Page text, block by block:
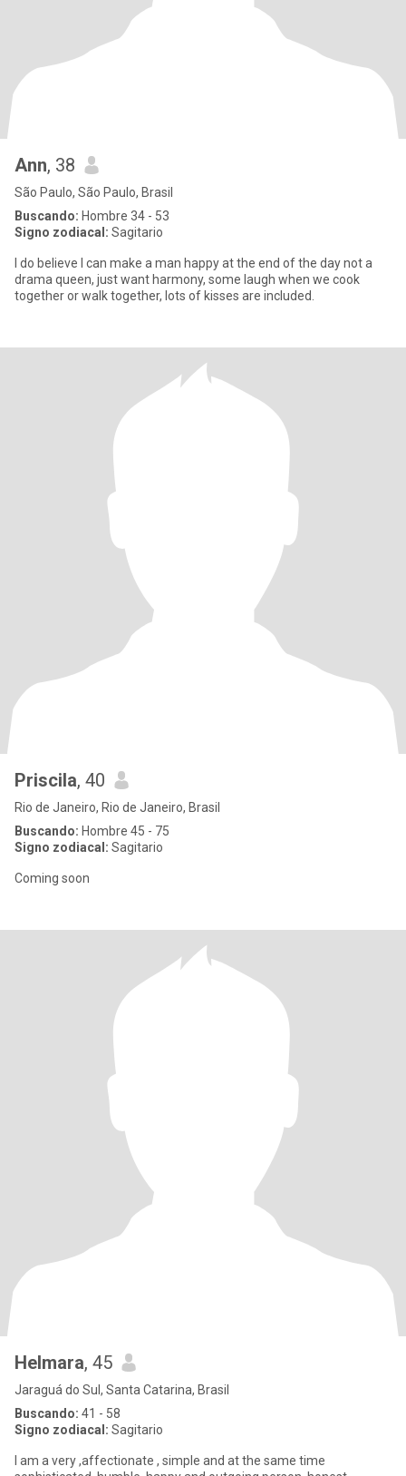
Ann, 38
São Paulo, São Paulo, Brasil
Buscando: Hombre 34 - 53
Signo zodiacal: Sagitario
I do believe I can make a man happy at the end of the day not a
drama queen, just want harmony, some laugh when we cook
together or walk together, lots of kisses are included.
Priscila, 40
Rio de Janeiro, Rio de Janeiro, Brasil
Buscando: Hombre 45 - 75
Signo zodiacal: Sagitario
Coming soon
Helmara, 45
Jaraguá do Sul, Santa Catarina, Brasil
Buscando: 41 - 58
Signo zodiacal: Sagitario
I am a very ,affectionate , simple and at the same time